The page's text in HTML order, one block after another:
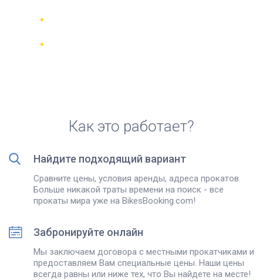
Как это работает?
Найдите подходящий вариант
Сравните цены, условия аренды, адреса прокатов.
Больше никакой траты времени на поиск - все
прокаты мира уже на BikesBooking.com!
Забронируйте онлайн
Мы заключаем договора с местными прокатчиками и
предоставляем Вам специальные цены. Наши цены
всегда равны или ниже тех, что Вы найдете на месте!